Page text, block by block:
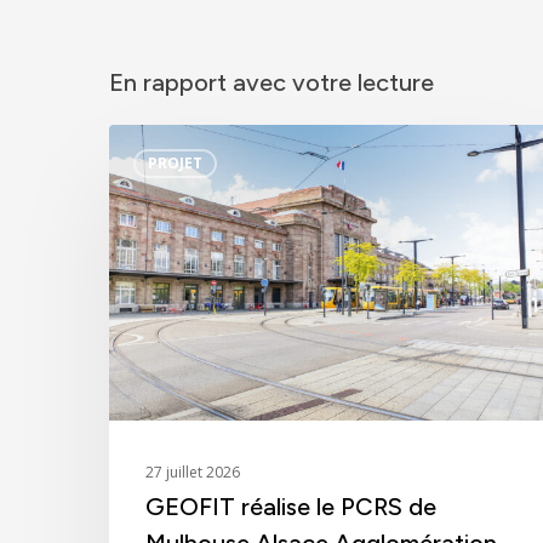
En rapport avec votre lecture
PROJET
GEOFIT
réalise
le
PCRS
de
Mulhouse
Alsace
Agglomération
27 juillet 2026
GEOFIT réalise le PCRS de